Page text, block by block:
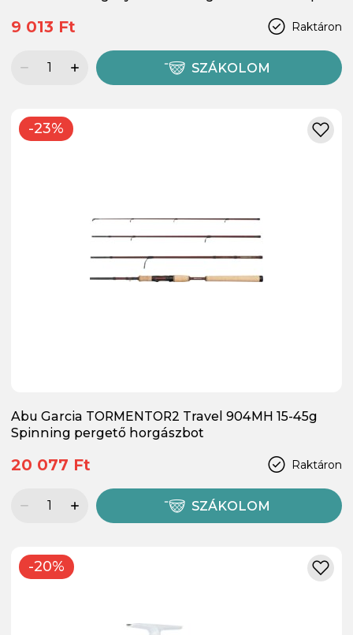
Raktáron
9 013 Ft
SZÁKOLOM
-23%
Abu Garcia TORMENTOR2 Travel 904MH 15-45g
Spinning pergető horgászbot
Raktáron
20 077 Ft
SZÁKOLOM
-20%